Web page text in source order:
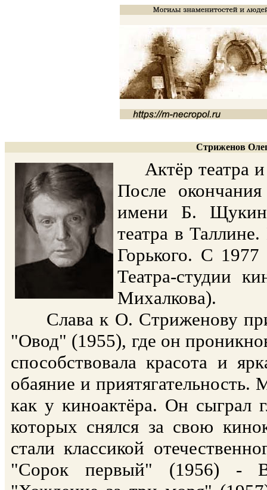
Стриженов
Актёр театра
После
имени Б.
театра в
Горького. С
Театра-студии
Михалкова).
Слава к О. Стриженову
"Овод" (1955), где он
способствовала красота и
обаяние и
как у киноактёра. Он сыграл
которых снялся за свою
стали классикой
"Сорок первый" (1956) -